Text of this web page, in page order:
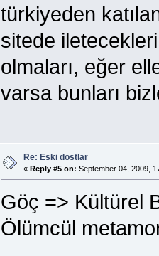
türkiyeden
sitede
olmaları, eğer
varsa bunları
Re: Eski dostlar
« Reply #5 on: September 04, 2009,
Göç => Kültürel
Ölümcül